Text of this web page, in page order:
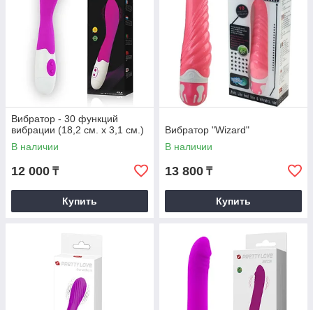
Вибратор - 30 функций
вибрации (18,2 см. х 3,1 см.)
В наличии
12 000 ₸
Купить
Вибратор "Wizard"
В наличии
13 800 ₸
Купить